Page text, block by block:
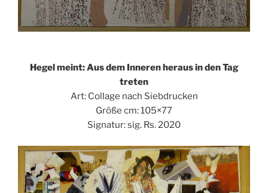
Hegel meint: Aus dem Inneren heraus in den Tag
treten
Art: Collage nach Siebdrucken
Größe cm: 105×77
Signatur: sig. Rs. 2020